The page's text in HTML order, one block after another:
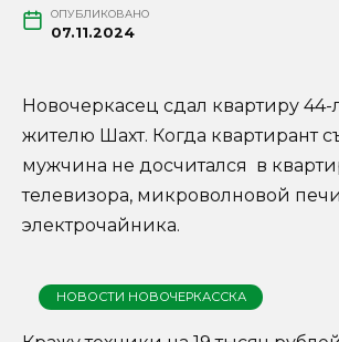
ОПУБЛИКОВАНО
07.11.2024
Новочеркасец сдал квартиру 44-
жителю Шахт. Когда квартирант
мужчина не досчитался в
телевизора, микроволновой
электрочайника.
НОВОСТИ НОВОЧЕРКАССКА